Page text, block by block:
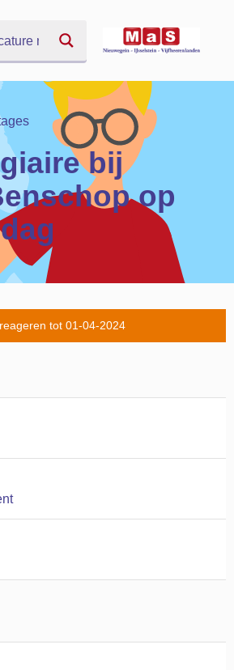
bij
op
tot 01-04-2024